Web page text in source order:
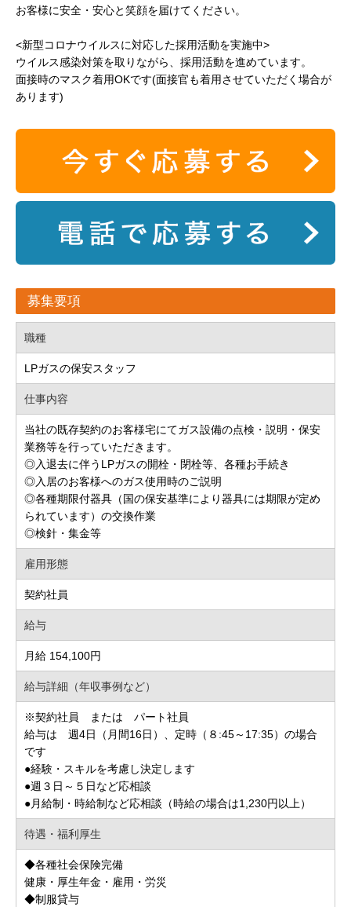
お客様に安全・安心と笑顔を届けてください。
<新型コロナウイルスに対応した採用活動を実施中>
ウイルス感染対策を取りながら、採用活動を進めています。
面接時のマスク着用OKです(面接官も着用させていただく場合が
あります)
募集要項
職種
LPガスの保安スタッフ
仕事内容
当社の既存契約のお客様宅にてガス設備の点検・説明・保安
業務等を行っていただきます。
◎入退去に伴うLPガスの開栓・閉栓等、各種お手続き
◎入居のお客様へのガス使用時のご説明
◎各種期限付器具（国の保安基準により器具には期限が定め
られています）の交換作業
◎検針・集金等
雇用形態
契約社員
給与
月給 154,100円
給与詳細（年収事例など）
※契約社員 または パート社員
給与は 週4日（月間16日）、定時（８:45～17:35）の場合
です
●経験・スキルを考慮し決定します
●週３日～５日など応相談
●月給制・時給制など応相談（時給の場合は1,230円以上）
待遇・福利厚生
◆各種社会保険完備
健康・厚生年金・雇用・労災
◆制服貸与